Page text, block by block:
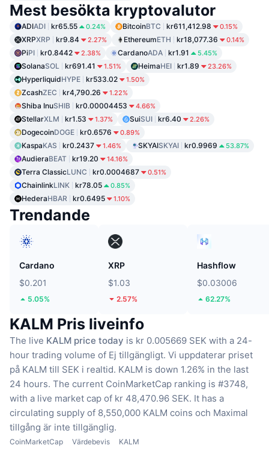
Mest besökta kryptovalutor
ADIADI kr65.55 0.24% BitcoinBTC kr611,412.98 0.15%
XRPXRP kr9.84 2.27% EthereumETH kr18,077.36 0.14%
PiPI kr0.8442 2.38% CardanoADA kr1.91 5.45%
SolanaSOL kr691.41 1.51% HeimaHEI kr1.89 23.26%
HyperliquidHYPE kr533.02 1.50%
ZcashZEC kr4,790.26 1.22%
Shiba InuSHIB kr0.00004453 4.66%
StellarXLM kr1.53 1.37% SuiSUI kr6.40 2.26%
DogecoinDOGE kr0.6576 0.89%
KaspaKAS kr0.2437 1.46% SKYAISKYAI kr0.9969 53.87%
AudieraBEAT kr19.20 14.16%
Terra ClassicLUNC kr0.0004687 0.51%
ChainlinkLINK kr78.05 0.85%
HederaHBAR kr0.6495 1.10%
Trendande
Cardano
$0.201
5.05%
XRP
$1.03
2.57%
Hashflow
$0.03006
62.27%
KALM Pris liveinfo
The live KALM price today is kr 0.005669 SEK with a 24-
hour trading volume of Ej tillgängligt. Vi uppdaterar priset
på KALM till SEK i realtid. KALM is down 1.26% in the last
24 hours. The current CoinMarketCap ranking is #3748,
with a live market cap of kr 48,470.96 SEK. It has a
circulating supply of 8,550,000 KALM coins och Maximal
tillgång är inte tillgänglig.
CoinMarketCap Värdebevis KALM